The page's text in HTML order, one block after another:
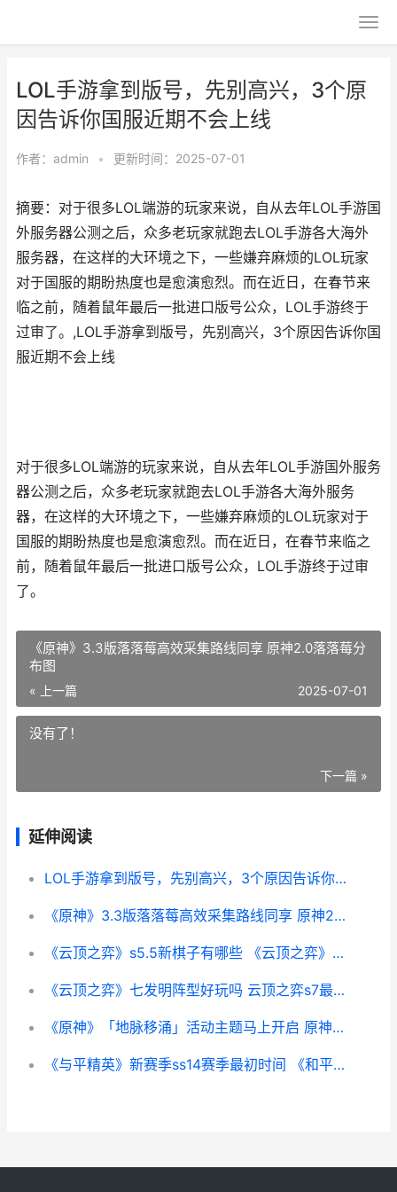
LOL手游拿到版号，先别高兴，3个原
因告诉你国服近期不会上线
作者： admin • 更新时间：2025-07-01
摘要：对于很多LOL端游的玩家来说，自从去年LOL手游国
外服务器公测之后，众多老玩家就跑去LOL手游各大海外
服务器，在这样的大环境之下，一些嫌弃麻烦的LOL玩家
对于国服的期盼热度也是愈演愈烈。而在近日，在春节来
临之前，随着鼠年最后一批进口版号公众，LOL手游终于
过审了。,LOL手游拿到版号，先别高兴，3个原因告诉你国
服近期不会上线
对于很多LOL端游的玩家来说，自从去年LOL手游国外服务
器公测之后，众多老玩家就跑去LOL手游各大海外服务
器，在这样的大环境之下，一些嫌弃麻烦的LOL玩家对于
国服的期盼热度也是愈演愈烈。而在近日，在春节来临之
前，随着鼠年最后一批进口版号公众，LOL手游终于过审
了。
《原神》3.3版落落莓高效采集路线同享 原神2.0落落莓分
布图
« 上一篇 2025-07-01
没有了！
下一篇 »
延伸阅读
LOL手游拿到版号，先别高兴，3个原因告诉你国服近期不会上线
《原神》3.3版落落莓高效采集路线同享 原神2.0落落莓分布图
《云顶之弈》s5.5新棋子有哪些 《云顶之弈》德莱文阵容
《云顶之弈》七发明阵型好玩吗 云顶之弈s7最新阵容搭配
《原神》「地脉移涌」活动主题马上开启 原神地脉有啥用
《与平精英》新赛季ss14赛季最初时间 《和平精英》新版本